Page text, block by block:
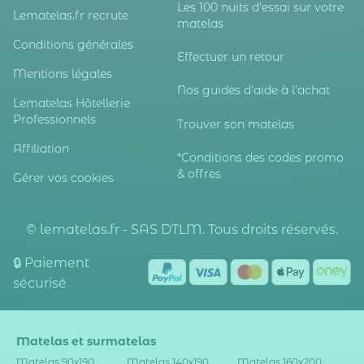
Lematelas.fr recrute
Conditions générales
Mentions légales
Lematelas Hôtellerie
Professionnels
Affiliation
Gérer vos cookies
Les 100 nuits d'essai sur votre
matelas
Effectuer un retour
Nos guides d'aide à l'achat
Trouver son matelas
*Conditions des codes promo
& offres
© lematelas.fr - SAS DTLM. Tous droits réservés.
🔒 Paiement
sécurisé
Matelas et surmatelas